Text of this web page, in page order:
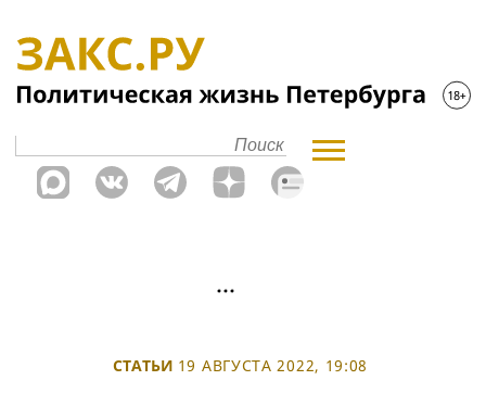
СТАТЬИ 19 АВГУСТА 2022, 19:08